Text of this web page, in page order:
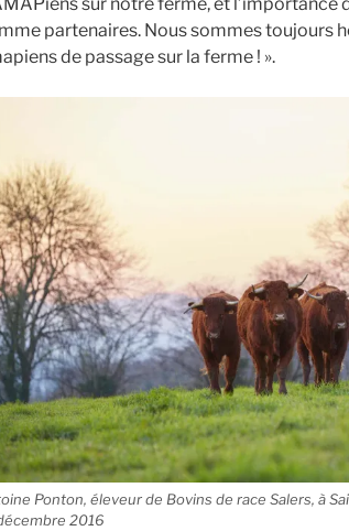
sur notre ferme, et l’importance
partenaires. Nous sommes toujours
de passage sur la ferme ! ».
Ponton, éleveur de Bovins de race Salers, à
2016